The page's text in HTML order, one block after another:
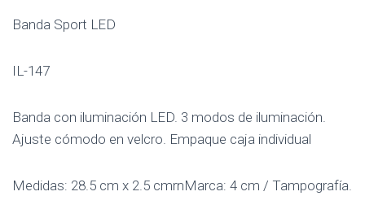
Banda Sport LED
IL-147
Banda con iluminación LED. 3 modos de iluminación.
Ajuste cómodo en velcro. Empaque caja individual
Medidas: 28.5 cm x 2.5 cmrnMarca: 4 cm / Tampografía.